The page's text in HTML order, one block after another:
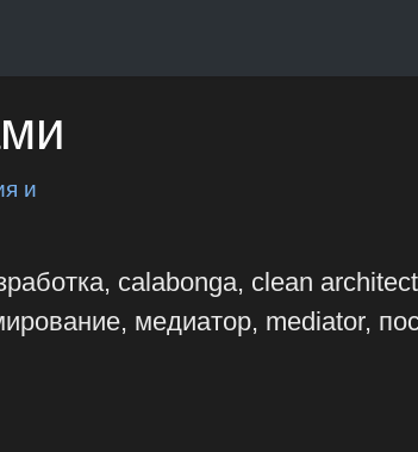
и
calabonga, clean
медиатор, mediator,